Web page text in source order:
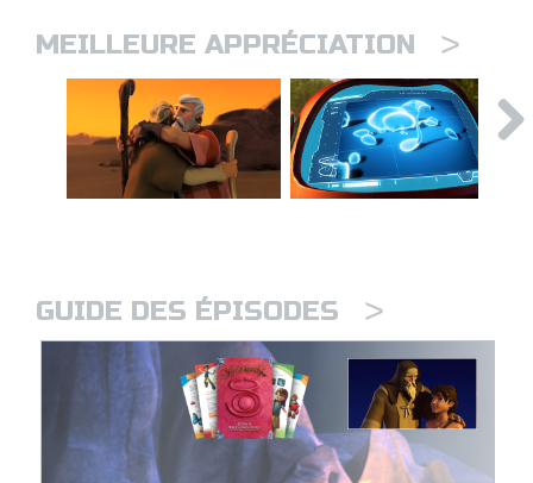
MEILLEURE APPRÉCIATION >
GUIDE DES ÉPISODES >